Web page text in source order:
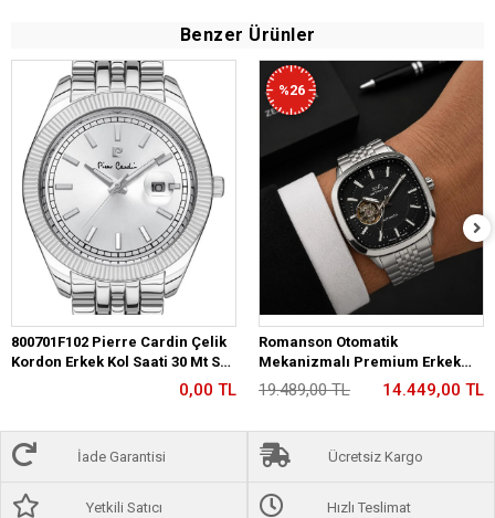
Benzer Ürünler
800701F102 Pierre Cardin Çelik
Kordon Erkek Kol Saati 30 Mt Su
0,00 TL
%26
Romanson Otomatik
Mekanizmalı Premium Erkek
Kol Saati 5 ATM Suya Dayanıklı 2
Yıl Garantili RM2233.12
19.489,00 TL 14.449,00 TL
İade Garantisi Ücretsiz Kargo
Yetkili Satıcı Hızlı Teslimat